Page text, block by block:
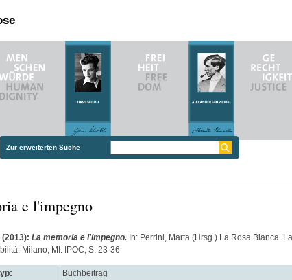
Zur erweiterten Suche
e l'impegno
(2013): La memoria e l'impegno. In: Perrini, Marta(Hrsg.) La Rosa Bianca.
Milano, MI: IPOC, S. 23-36
Buchbeitrag